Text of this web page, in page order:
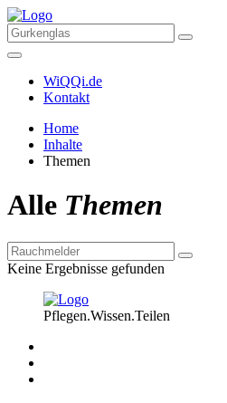
WiQQi.de
Kontakt
Home
Inhalte
Themen
Alle Themen
Keine Ergebnisse gefunden
Pflegen.Wissen.Teilen